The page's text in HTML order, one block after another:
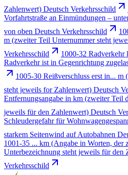
Zahlenwert) Deutsch Verkehrsschild
Vorfahrtstraße an Einmündungen –
von oben Deutsch Verkehrsschild
m (zweiter Teil Unternummer steht
Verkehrsschild
1000-32 Radverkehr
Radverkehr ist in Gegenrichtung
1005-30 Reißverschluss erst in...
steht jeweils for Zahlenwert) Deutsch
Entfernungsangabe in km (zweiter Teil
jeweils für den Zahlenwert) Deutsch
Schleudergefahr für
starkem Seitenwind auf Autobahnen
1001-35 ... km (Angabe in Worten, der
Unterbezeichnung steht jeweils für den
Verkehrsschild